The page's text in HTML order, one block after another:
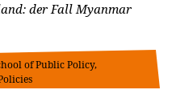
der Fall Myanmar
of Public Policy,